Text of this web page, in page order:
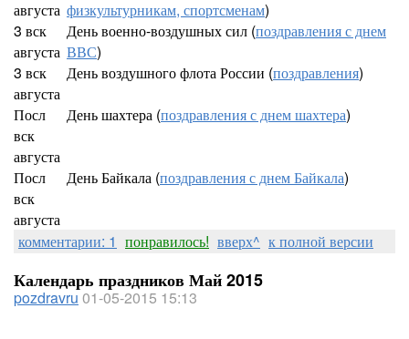
августа физкультурникам, спортсменам)
3 вск
августа
День военно-воздушных сил (поздравления с днем
ВВС)
3 вск
августа
День воздушного флота России (поздравления)
Посл
вск
августа
День шахтера (поздравления с днем шахтера)
Посл
вск
августа
День Байкала (поздравления с днем Байкала)
комментарии: 1 понравилось! вверх^ к полной версии
Календарь праздников Май 2015
pozdravru 01-05-2015 15:13